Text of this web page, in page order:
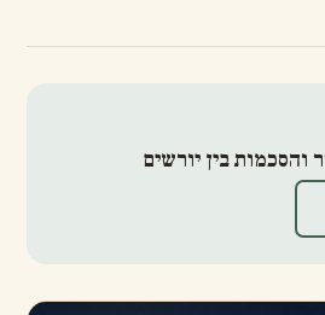
בני זוג מסדירים מראש כיצד
בחיי הזוגיות ובמקרה של…